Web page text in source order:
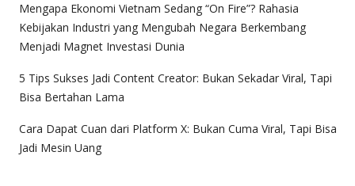
Mengapa Ekonomi Vietnam Sedang “On Fire”? Rahasia
Kebijakan Industri yang Mengubah Negara Berkembang
Menjadi Magnet Investasi Dunia
5 Tips Sukses Jadi Content Creator: Bukan Sekadar Viral, Tapi
Bisa Bertahan Lama
Cara Dapat Cuan dari Platform X: Bukan Cuma Viral, Tapi Bisa
Jadi Mesin Uang